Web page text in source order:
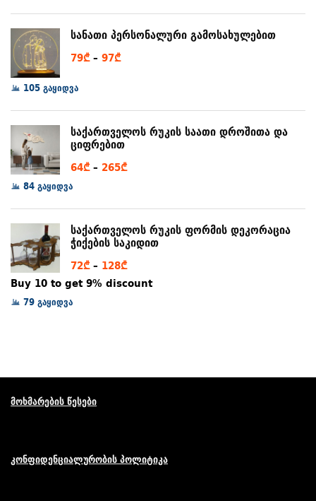
through
80₾
სანათი პერსონალური გამოსახულებით
79₾ – 97₾Price
through
97₾
105 გაყიდვა
საქართველოს რუკის საათი დროშითა და
ციფრებით
64₾ – 265₾Price
through
265₾
84 გაყიდვა
საქართველოს რუკის ფორმის დეკორაცია
ჭიქების საკიდით
72₾ – 128₾Price
range:
Buy 10 to get 9% discount
79 გაყიდვა
მოხმარების წესები
კონფიდენციალურობის პოლიტიკა